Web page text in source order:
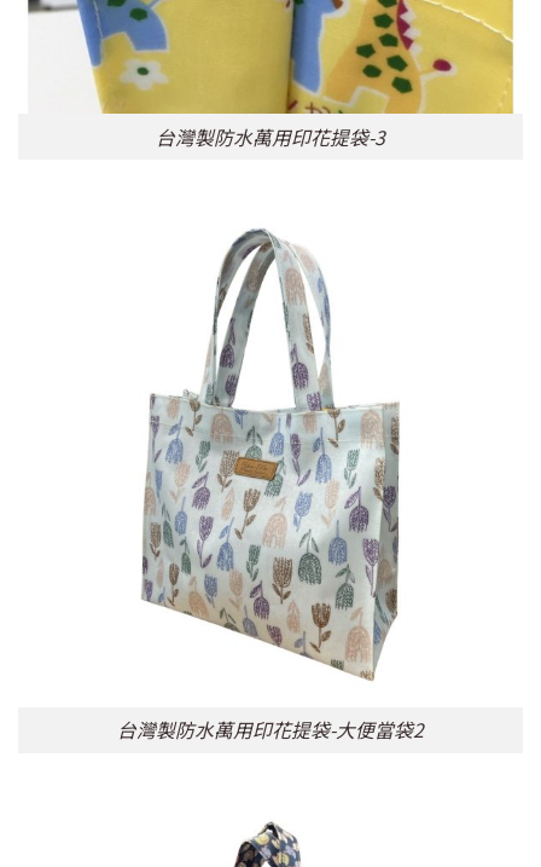
台灣製防水萬用印花提袋-3
台灣製防水萬用印花提袋-大便當袋2